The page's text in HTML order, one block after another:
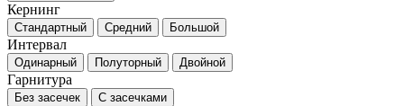
Кернинг
Стандартный Средний Большой
Интервал
Одинарный Полуторный Двойной
Гарнитура
Без засечек С засечками